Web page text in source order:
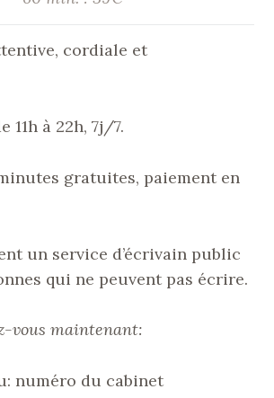
cordiale et
11h à 22h, 7j/7.
gratuites, paiement en
un service d’écrivain public
qui ne peuvent pas écrire.
vous maintenant:
numéro du cabinet